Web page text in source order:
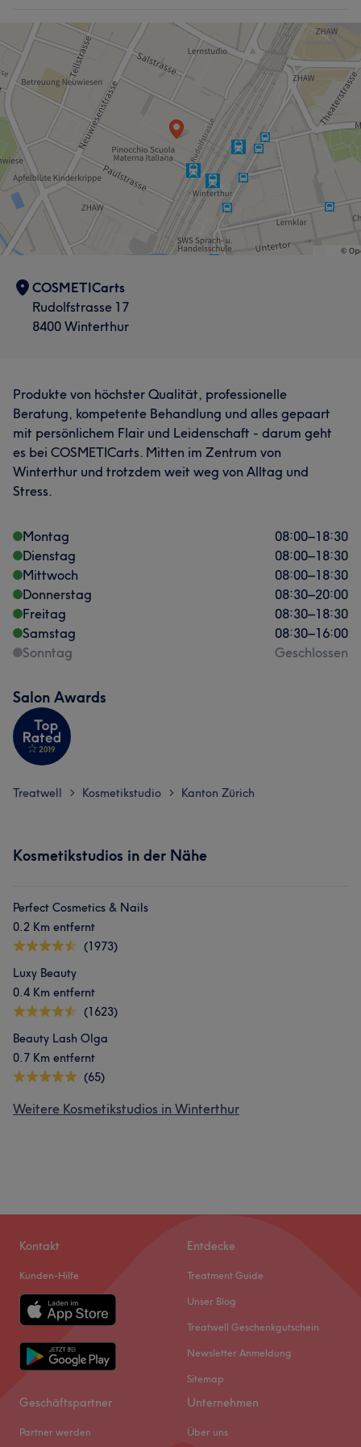
COSMETICarts
Rudolfstrasse 17
8400 Winterthur
Produkte von höchster Qualität, professionelle
Beratung, kompetente Behandlung und alles gepaart
mit persönlichem Flair und Leidenschaft - darum geht
es bei COSMETICarts. Mitten im Zentrum von
Winterthur und trotzdem weit weg von Alltag und
Stress.
Montag 08:00–18:30
Dienstag
08:00–18:30
Mittwoch
08:00–18:30
Donnerstag
08:30–20:00
Freitag
08:30–18:30
Samstag
08:30–16:00
Sonntag
Geschlossen
Salon Awards
Treatwell > Kosmetikstudio > Kanton Zürich
Kosmetikstudios in der Nähe
Perfect Cosmetics & Nails
0.2 Km entfernt
(1973)
Luxy Beauty
0.4 Km entfernt
(1623)
Beauty Lash Olga
0.7 Km entfernt
(65)
Weitere Kosmetikstudios in Winterthur
Kontakt
Kunden-Hilfe
Entdecke
Treatment Guide
Unser Blog
Treatwell Geschenkgutschein
Newsletter Anmeldung
Sitemap
Geschäftspartner
Partner werden
Unternehmen
Über uns